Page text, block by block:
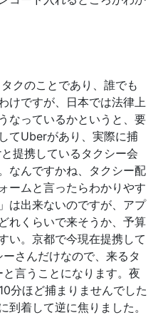
クのことであり、誰でも
けですが、日本では法律上
なっているかというと、要
てUberがあり、実際に捕
提携しているタクシー会
なんですかね、タクシー配
ームと言ったらわかりやす
は出来ないのですが、アプ
れくらいで来そうか、予算
い。京都で今現在提携して
さんだけなので、来るタ
言うことになります。夜
分ほど捕まりませんでした
到着して逆に焦りました。